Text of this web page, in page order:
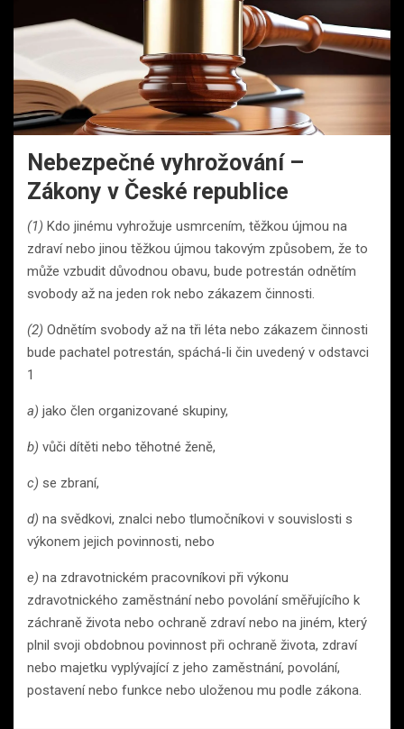
Nebezpečné vyhrožování –
Zákony v České republice
(1) Kdo jinému vyhrožuje usmrcením, těžkou újmou na
zdraví nebo jinou těžkou újmou takovým způsobem, že to
může vzbudit důvodnou obavu, bude potrestán odnětím
svobody až na jeden rok nebo zákazem činnosti.
(2) Odnětím svobody až na tři léta nebo zákazem činnosti
bude pachatel potrestán, spáchá-li čin uvedený v odstavci
1
a) jako člen organizované skupiny,
b) vůči dítěti nebo těhotné ženě,
c) se zbraní,
d) na svědkovi, znalci nebo tlumočníkovi v souvislosti s
výkonem jejich povinnosti, nebo
e) na zdravotnickém pracovníkovi při výkonu
zdravotnického zaměstnání nebo povolání směřujícího k
záchraně života nebo ochraně zdraví nebo na jiném, který
plnil svoji obdobnou povinnost při ochraně života, zdraví
nebo majetku vyplývající z jeho zaměstnání, povolání,
postavení nebo funkce nebo uloženou mu podle zákona.